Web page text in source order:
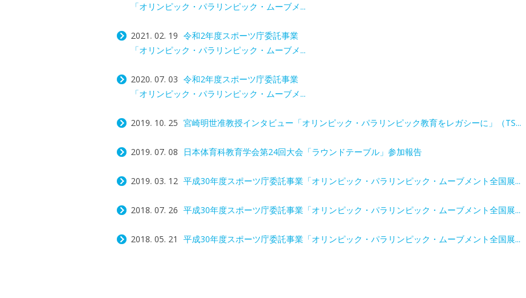
「オリンピック・パラリンピック・ムーブメ...
2021. 02. 19 令和2年度スポーツ庁委託事業
「オリンピック・パラリンピック・ムーブメ...
2020. 07. 03 令和2年度スポーツ庁委託事業
「オリンピック・パラリンピック・ムーブメ...
2019. 10. 25 宮崎明世准教授インタビュー「オリンピック・パラリンピック教育をレガシーに」（TS...
2019. 07. 08 日本体育科教育学会第24回大会「ラウンドテーブル」参加報告
2019. 03. 12 平成30年度スポーツ庁委託事業「オリンピック・パラリンピック・ムーブメント全国展...
2018. 07. 26 平成30年度スポーツ庁委託事業「オリンピック・パラリンピック・ムーブメント全国展...
2018. 05. 21 平成30年度スポーツ庁委託事業「オリンピック・パラリンピック・ムーブメント全国展...